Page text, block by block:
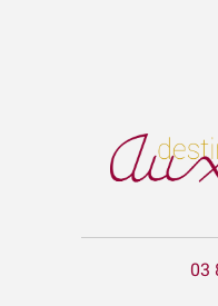
Balade gourmande |
Exposition Raymond
ÉNIGME EN FAMILLE |
Exposition Sculptures
Marguerite - les petites03